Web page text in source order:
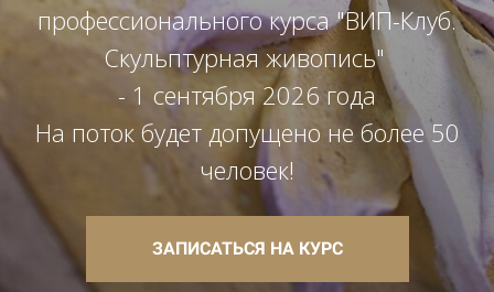
профессионального курса "ВИП-Клуб.
Скульптурная живопись"
- 1 сентября 2026 года
На поток будет допущено не более 50
человек!
ЗАПИСАТЬСЯ НА КУРС